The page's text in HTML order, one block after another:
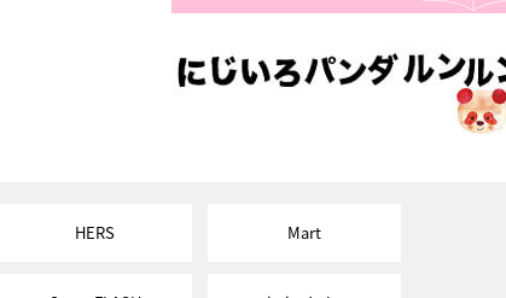
HERS Mart